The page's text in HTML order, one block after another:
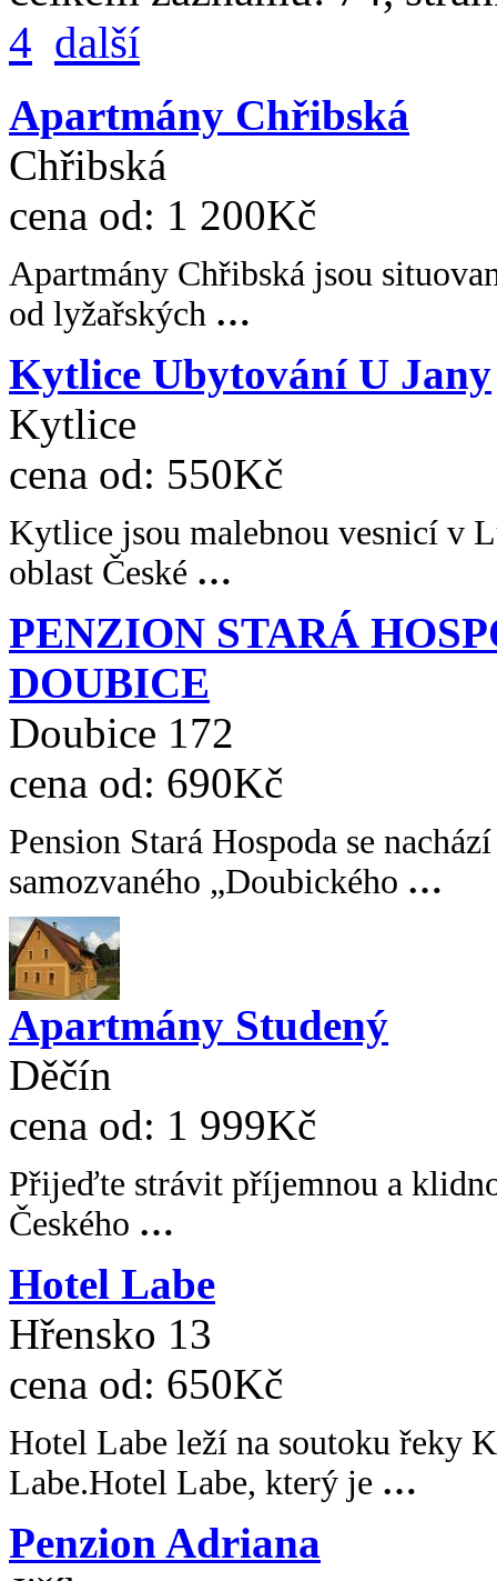
4 další
Apartmány Chřibská
Chřibská
cena od: 1 200Kč
Apartmány Chřibská jsou
od lyžařských …
Kytlice Ubytování U Jany
Kytlice
cena od: 550Kč
Kytlice jsou malebnou vesnicí v
oblast České …
PENZION STARÁ
DOUBICE
Doubice 172
cena od: 690Kč
Pension Stará Hospoda se
samozvaného „Doubického …
Apartmány Studený
Děčín
cena od: 1 999Kč
Přijeďte strávit příjemnou a
Českého …
Hotel Labe
Hřensko 13
cena od: 650Kč
Hotel Labe leží na soutoku řeky
Labe.Hotel Labe, který je …
Penzion Adriana